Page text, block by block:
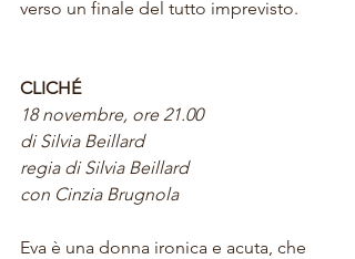
verso un finale del tutto imprevisto.
CLICHÉ
18 novembre, ore 21.00
di Silvia Beillard
regia di Silvia Beillard
con Cinzia Brugnola
Eva è una donna ironica e acuta, che